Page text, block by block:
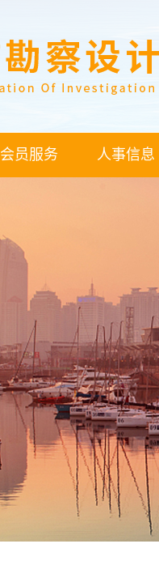
会员服务 人事信息